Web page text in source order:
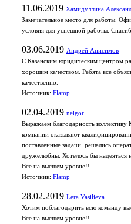
11.06.2019 Хамидуллина
Замечательное место для работы.
условия для успешной работы.
03.06.2019 Андрей Анисимов
С Казанским юридическим центром
хорошим качеством. Ребята все
качественно.
Источник: Flamp
02.04.2019 nelgor
Выражаем благодарность
компании оказывают
поставленные задачи, решались
дружелюбны. Хотелось бы надеяться
Все на высшем уровне!!
Источник: Flamp
28.02.2019 Lera Vasilieva
Хотим поблагодарить всю команду
Все на высшем уровне!!